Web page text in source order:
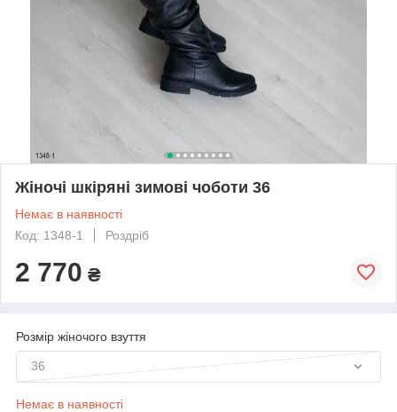
Жіночі шкіряні зимові чоботи 36
Немає в наявності
Код: 1348-1
Роздріб
2 770 ₴
Розмір жіночого взуття
36
Немає в наявності